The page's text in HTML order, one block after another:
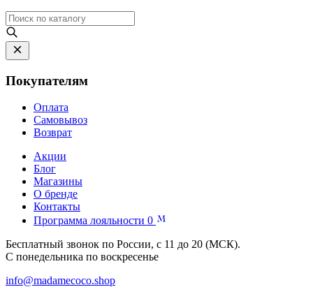
Покупателям
Оплата
Самовывоз
Возврат
Акции
Блог
Магазины
О бренде
Контакты
Программа лояльности 0
Бесплатный звонок по России, с 11 до 20 (МСК).
С понедельника по воскресенье
info@madamecoco.shop